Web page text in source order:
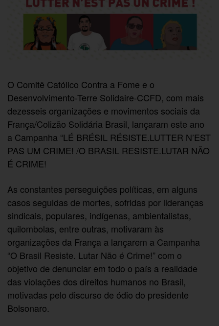
O Comitê Católico Contra a Fome e o
Desenvolvimento-Terre Solidaire-CCFD, com mais
dezesseis organizações e movimentos sociais da
França/Colizão Solidária Brasil, lançaram este ano
a Campanha “LÉ BRÉSIL RÉSISTE.LUTTER N’EST
PAS UM CRIME! /O BRASIL RESISTE.LUTAR NÃO
É CRIME!
As constantes perseguições políticas, em alguns
casos seguidas de mortes, sofridas por lideranças
sindicais, populares, indígenas, ambientalistas,
quilombolas, entre outras, motivaram às
organizações da França a lançarem a Campanha
“O Brasil Resiste. Lutar Não é Crime!” com o
objetivo de denunciar em todo o país a realidade
das violações dos direitos humanos no Brasil,
motivadas pelo discurso de ódio do presidente
Bolsonaro.